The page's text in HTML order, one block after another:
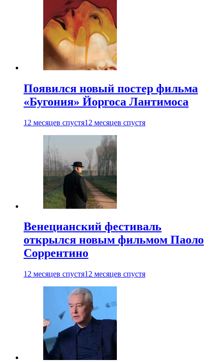
Появился новый постер фильма
«Бугония» Йоргоса Лантимоса
12 месяцев спустя12 месяцев спустя
Венецианский фестиваль
открылся новым фильмом Паоло
Соррентино
12 месяцев спустя12 месяцев спустя